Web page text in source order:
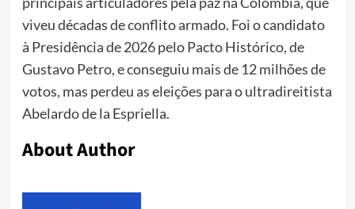
viveu décadas de conflito armado. Foi o candidato
à Presidência de 2026 pelo Pacto Histórico, de
Gustavo Petro, e conseguiu mais de 12 milhões de
votos, mas perdeu as eleições para o ultradireitista
Abelardo de la Espriella.
About Author